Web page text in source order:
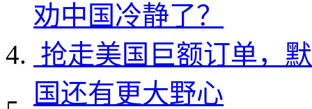
劝中国冷静了？
抢走美国巨额订单，
国还有更大野心